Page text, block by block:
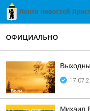
ОФИЦИАЛЬНО
Михаил